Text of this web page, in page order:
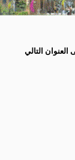
التالي